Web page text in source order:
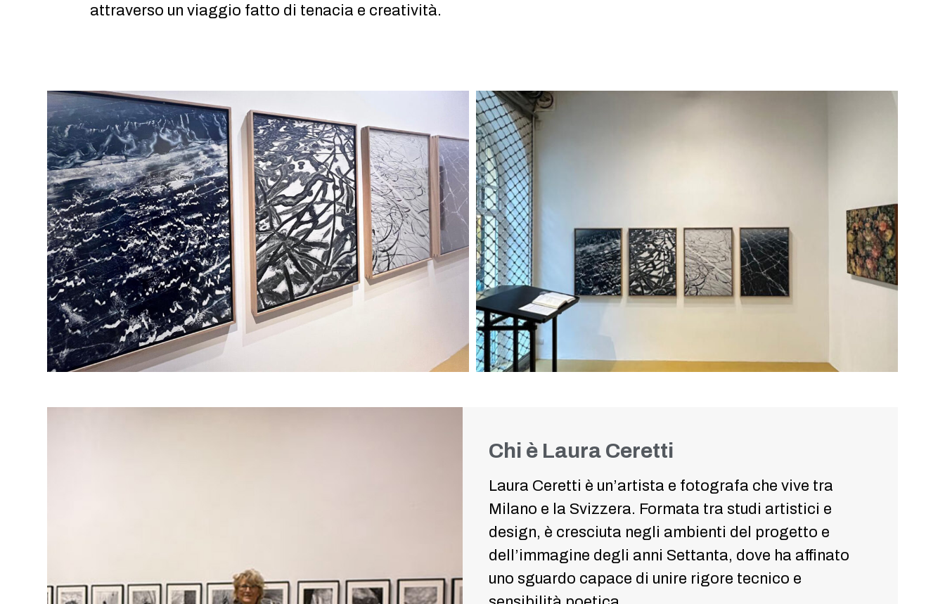
attraverso un viaggio fatto di tenacia e creatività.
Chi è Laura Ceretti
Laura Ceretti è un’artista e fotografa che vive tra
Milano e la Svizzera. Formata tra studi artistici e
design, è cresciuta negli ambienti del progetto e
dell’immagine degli anni Settanta, dove ha affinato
uno sguardo capace di unire rigore tecnico e